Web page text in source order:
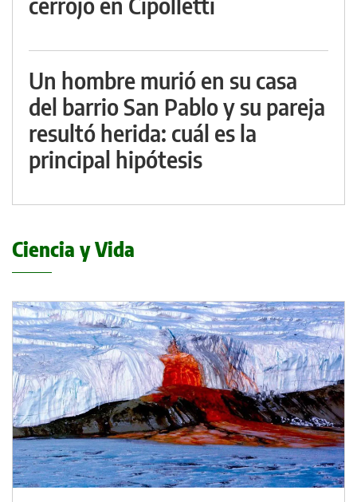
Un hombre murió en su casa
del barrio San Pablo y su pareja
resultó herida: cuál es la
principal hipótesis
Ciencia y Vida